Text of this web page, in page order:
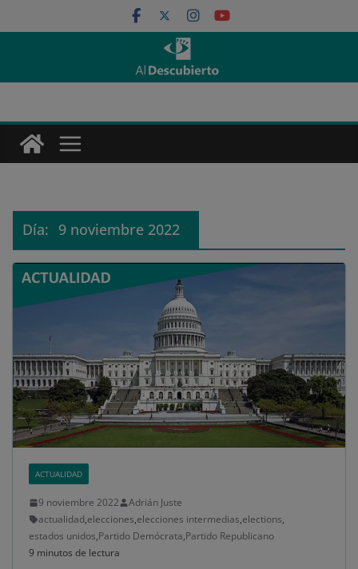
al
Día: 9 noviembre 2022
ACTUALIDAD
9 noviembre 2022
Adrián Juste
actualidad,elecciones,elecciones intermedias,elections,
estados unidos,Partido Demócrata,Partido Republicano
9 minutos de lectura